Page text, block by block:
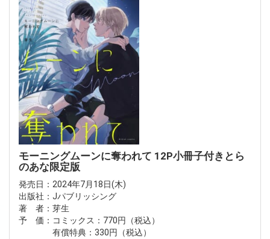
モーニングムーンに奪われて 12P小冊子付きとら
のあな限定版
発売日：2024年7月18日(木)
出版社：Jパブリッシング
著 者：芽生
予 価：コミックス：770円（税込）
有償特典：330円（税込）